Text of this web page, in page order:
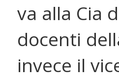
va alla Cia
docenti
invece il